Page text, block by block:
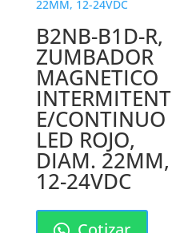
B2NB-B1D-R,
ZUMBADOR
MAGNETICO
INTERMITENT
E/CONTINUO
LED ROJO,
DIAM. 22MM,
12-24VDC